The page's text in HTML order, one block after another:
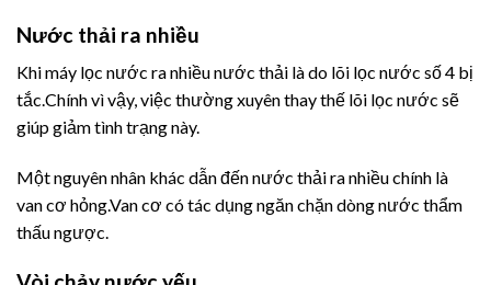
Nước thải ra nhiều
Khi máy lọc nước ra nhiều nước thải là do lõi lọc nước số 4 bị
tắc.Chính vì vậy, việc thường xuyên thay thế lõi lọc nước sẽ
giúp giảm tình trạng này.
Một nguyên nhân khác dẫn đến nước thải ra nhiều chính là
van cơ hỏng.Van cơ có tác dụng ngăn chặn dòng nước thẩm
thấu ngược.